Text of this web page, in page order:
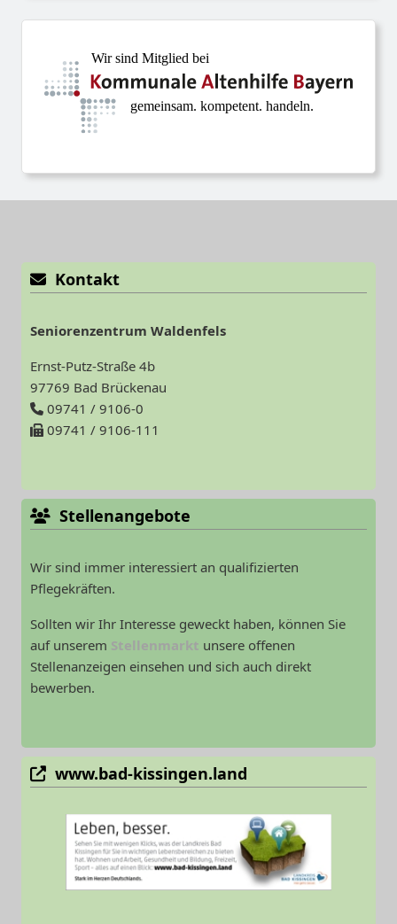
Kontakt
Seniorenzentrum Waldenfels
Ernst-Putz-Straße 4b
97769 Bad Brückenau
09741 / 9106-0
09741 / 9106-111
Stellenangebote
Wir sind immer interessiert an qualifizierten
Pflegekräften.
Sollten wir Ihr Interesse geweckt haben, können Sie
auf unserem Stellenmarkt unsere offenen
Stellenanzeigen einsehen und sich auch direkt
bewerben.
www.bad-kissingen.land